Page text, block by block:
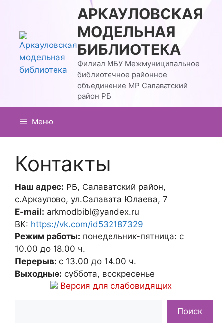
содержимому
АРКАУЛОВСКАЯ
МОДЕЛЬНАЯ
БИБЛИОТЕКА
Филиал МБУ Межмуниципальное
библиотечное районное
объединение МР Салаватский
район РБ
Меню
Контакты
Наш адрес: РБ, Салаватский район,
с.Аркаулово, ул.Салавата Юлаева, 7
E-mail: arkmodbibl@yandex.ru
ВК: https://vk.com/id532187329
Режим работы: понедельник-пятница: с
10.00 до 18.00 ч.
Перерыв: с 13.00 до 14.00 ч.
Выходные: суббота, воскресенье
Версия для слабовидящих
Поиск